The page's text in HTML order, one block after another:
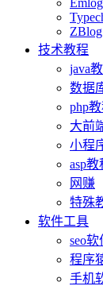
Emlog
ZBlog
技术教程
java
数据
php
大前
小程
asp教
网赚
特殊
软件工具
seo软
程序
手机